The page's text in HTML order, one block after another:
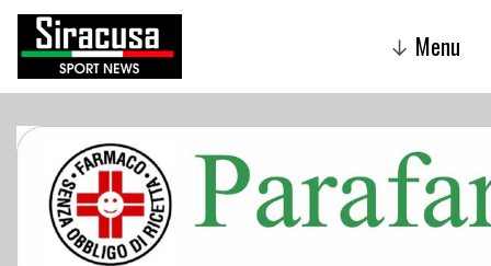
↓ Menu